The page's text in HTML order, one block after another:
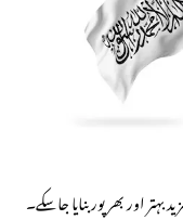
بہتر اور بھرپور بنایا جاسکے۔